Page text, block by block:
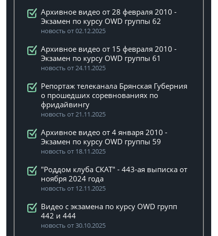
Архивное видео от 28 февраля 2010 -
Экзамен по курсу OWD группы 62
новость от 02.12.2025
Архивное видео от 15 февраля 2010 -
Экзамен по курсу OWD группы 61
новость от 24.11.2025
Репортаж телеканала Брянская Губерния
о прошедших соревнованиях по
фридайвингу
новость от 21.11.2025
Архивное видео от 4 января 2010 -
Экзамен по курсу OWD группы 59
новость от 18.11.2025
"Роддом клуба СКАТ" - 443-ая выписка от
ноября 2024 года
новость от 12.11.2025
Видео с экзамена по курсу OWD групп
442 и 444
новость от 30.10.2025